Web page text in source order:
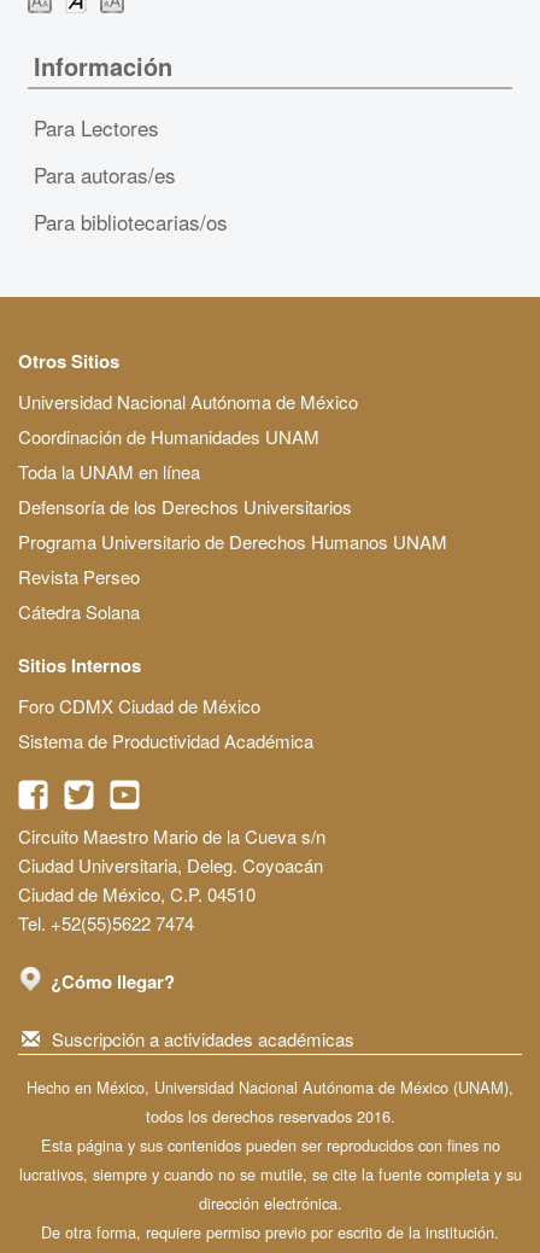
Información
Para Lectores
Para autoras/es
Para bibliotecarias/os
Otros Sitios
Universidad Nacional Autónoma de México
Coordinación de Humanidades UNAM
Toda la UNAM en línea
Defensoría de los Derechos Universitarios
Programa Universitario de Derechos Humanos UNAM
Revista Perseo
Cátedra Solana
Sitios Internos
Foro CDMX Ciudad de México
Sistema de Productividad Académica
Circuito Maestro Mario de la Cueva s/n
Ciudad Universitaria, Deleg. Coyoacán
Ciudad de México, C.P. 04510
Tel. +52(55)5622 7474
¿Cómo llegar?
Suscripción a actividades académicas
Hecho en México, Universidad Nacional Autónoma de México (UNAM),
todos los derechos reservados 2016.
Esta página y sus contenidos pueden ser reproducidos con fines no
lucrativos, siempre y cuando no se mutile, se cite la fuente completa y su
dirección electrónica.
De otra forma, requiere permiso previo por escrito de la institución.